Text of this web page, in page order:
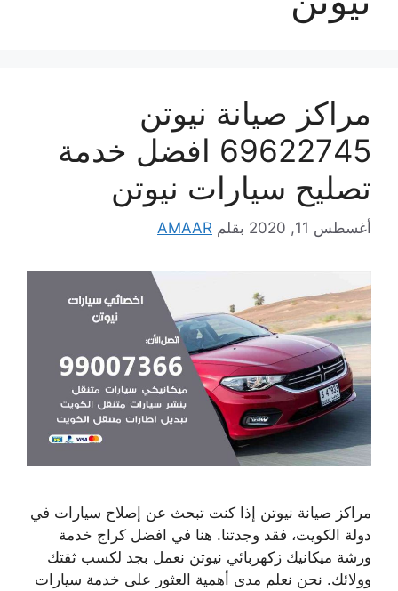
مراكز صيانة نيوتن
69622745 افضل خدمة
تصليح سيارات نيوتن
أغسطس 11, 2020 بقلم AMAAR
مراكز صيانة نيوتن إذا كنت تبحث عن إصلاح سيارات في
دولة الكويت، فقد وجدتنا. هنا في افضل كراج خدمة
ورشة ميكانيك زكهربائي نيوتن نعمل بجد لكسب ثقتك
وولائك. نحن نعلم مدى أهمية العثور على خدمة سيارات